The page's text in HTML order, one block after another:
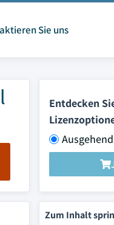
Sie uns
Entdecken
Zum Inhalt